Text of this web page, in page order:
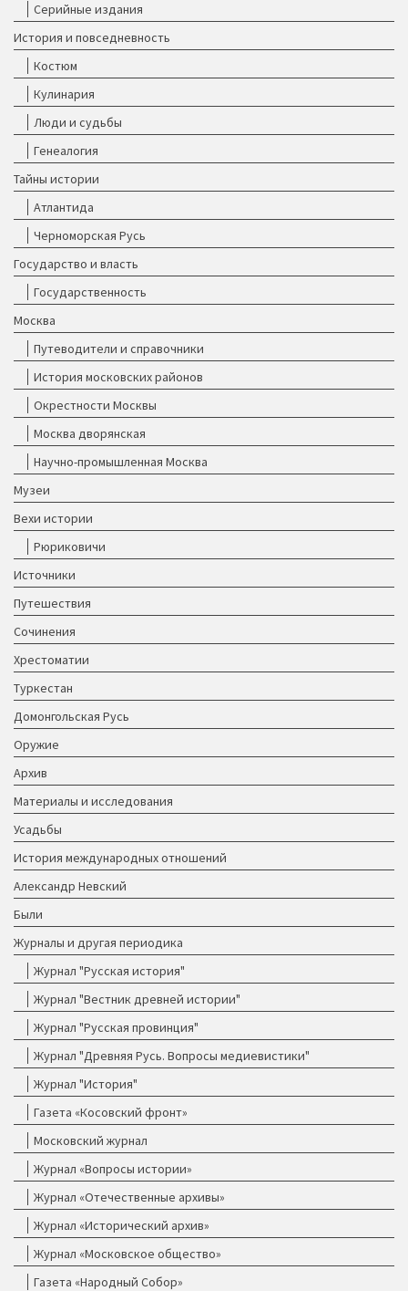
Серийные издания
История и повседневность
Костюм
Кулинария
Люди и судьбы
Генеалогия
Тайны истории
Атлантида
Черноморская Русь
Государство и власть
Государственность
Москва
Путеводители и справочники
История московских районов
Окрестности Москвы
Москва дворянская
Научно-промышленная Москва
Музеи
Вехи истории
Рюриковичи
Источники
Путешествия
Сочинения
Хрестоматии
Туркестан
Домонгольская Русь
Оружие
Архив
Материалы и исследования
Усадьбы
История международных отношений
Александр Невский
Были
Журналы и другая периодика
Журнал "Русская история"
Журнал "Вестник древней истории"
Журнал "Русская провинция"
Журнал "Древняя Русь. Вопросы медиевистики"
Журнал "История"
Газета «Косовский фронт»
Московский журнал
Журнал «Вопросы истории»
Журнал «Отечественные архивы»
Журнал «Исторический архив»
Журнал «Московское общество»
Газета «Народный Собор»